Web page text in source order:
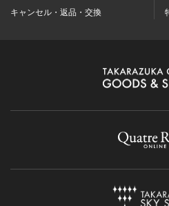
キャンセル・返品・交換